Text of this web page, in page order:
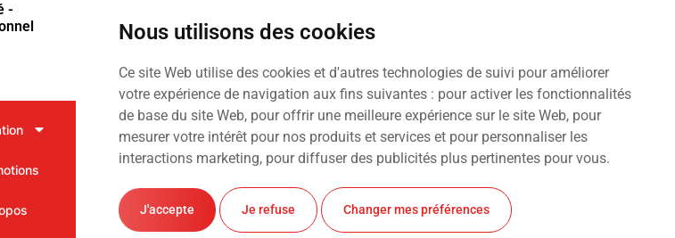
Nous utilisons des cookies
Ce site Web utilise des cookies et d'autres technologies de suivi pour améliorer
votre expérience de navigation aux fins suivantes : pour activer les fonctionnalités
de base du site Web, pour offrir une meilleure expérience sur le site Web, pour
mesurer votre intérêt pour nos produits et services et pour personnaliser les
interactions marketing, pour diffuser des publicités plus pertinentes pour vous.
J'accepte Je refuse Changer mes préférences
-
Contact
Ⓒ Hoslet Frédéric S.A. Tous droits réservés. Design par